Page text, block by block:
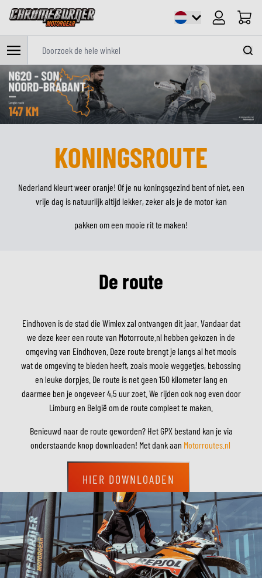
Cart
Ga naar de inhoud
KONINGSROUTE
Nederland kleurt weer oranje! Of je nu koningsgezind bent of niet, een
vrije dag is natuurlijk altijd lekker, zeker als je de motor kan
pakken om een mooie rit te maken!
De route
Eindhoven is de stad die Wimlex zal ontvangen dit jaar. Vandaar dat
we deze keer een route van Motorroute.nl hebben gekozen in de
omgeving van Eindhoven. Deze route brengt je langs al het moois
wat de omgeving te bieden heeft, zoals mooie weggetjes, bebossing
en leuke dorpjes. De route is net geen 150 kilometer lang en
daarmee ben je ongeveer 4,5 uur zoet. We rijden ook nog even door
Limburg en België om de route compleet te maken.
Benieuwd naar de route geworden? Het GPX bestand kan je via
onderstaande knop downloaden! Met dank aan Motorroutes.nl
HIER DOWNLOADEN